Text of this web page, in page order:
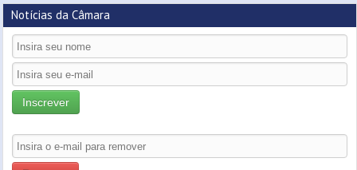
Notícias da Câmara
Inscrever